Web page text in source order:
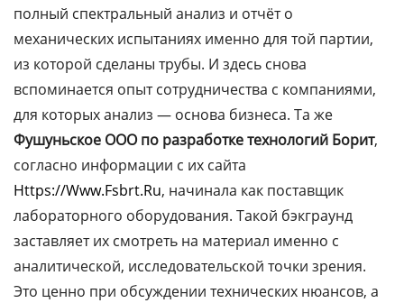
полный спектральный анализ и отчёт о
механических испытаниях именно для той партии,
из которой сделаны трубы. И здесь снова
вспоминается опыт сотрудничества с компаниями,
для которых анализ — основа бизнеса. Та же
Фушуньское ООО по разработке технологий Борит,
согласно информации с их сайта
Https://www.fsbrt.ru, начинала как поставщик
лабораторного оборудования. Такой бэкграунд
заставляет их смотреть на материал именно с
аналитической, исследовательской точки зрения.
Это ценно при обсуждении технических нюансов, а